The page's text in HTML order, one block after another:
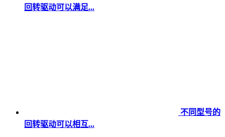
回转驱动可以满足...
不同型号的
回转驱动可以相互...